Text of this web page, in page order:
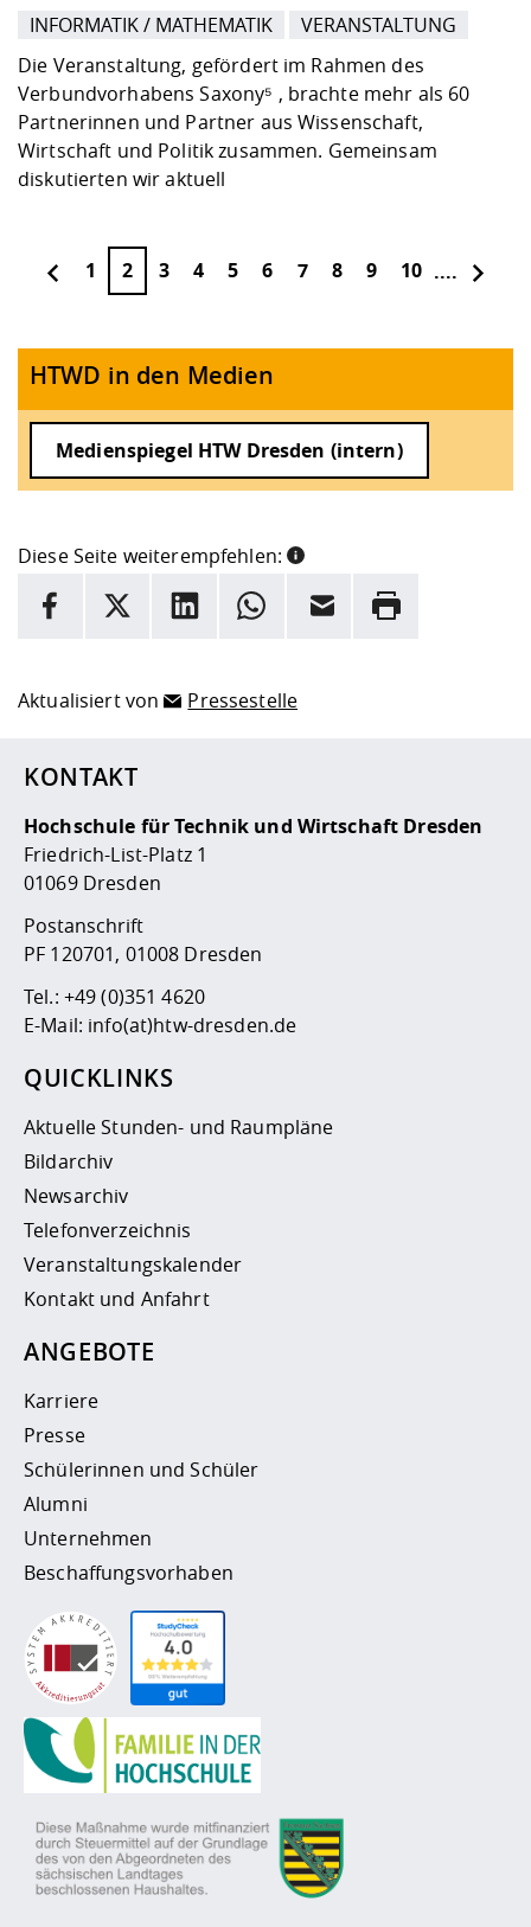
INFORMATIK / MATHEMATIK
VERANSTALTUNG
Die Veranstaltung, gefördert im Rahmen des
Verbundvorhabens Saxony⁵ , brachte mehr als 60
Partnerinnen und Partner aus Wissenschaft,
Wirtschaft und Politik zusammen. Gemeinsam
diskutierten wir aktuell
1 2 3 4 5 6 7 8 9 10 ....
HTWD in den Medien
Medienspiegel HTW Dresden (intern)
Diese Seite weiterempfehlen:
INFORMATION
Facebook
X LinkedInWhatsappE-Mail Drucken
Aktualisiert von Pressestelle
KONTAKT
Hochschule für Technik und Wirtschaft Dresden
Friedrich-List-Platz 1
01069 Dresden
Postanschrift
PF 120701, 01008 Dresden
Tel.: +49 (0)351 4620
E-Mail: info(at)htw-dresden.de
QUICKLINKS
Aktuelle Stunden- und Raumpläne
Bildarchiv
Newsarchiv
Telefonverzeichnis
Veranstaltungskalender
Kontakt und Anfahrt
ANGEBOTE
Karriere
Presse
Schülerinnen und Schüler
Alumni
Unternehmen
Beschaffungsvorhaben